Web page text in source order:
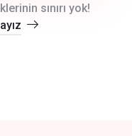
sınırı yok!